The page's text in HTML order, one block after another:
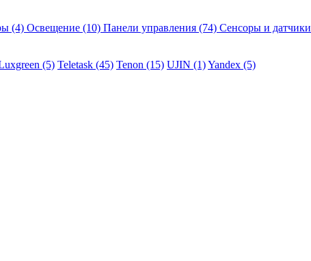
(4) Освещение (10) Панели управления (74) Сенсоры и датчики
(5) Teletask (45) Tenon (15) UJIN (1)Yandex (5)